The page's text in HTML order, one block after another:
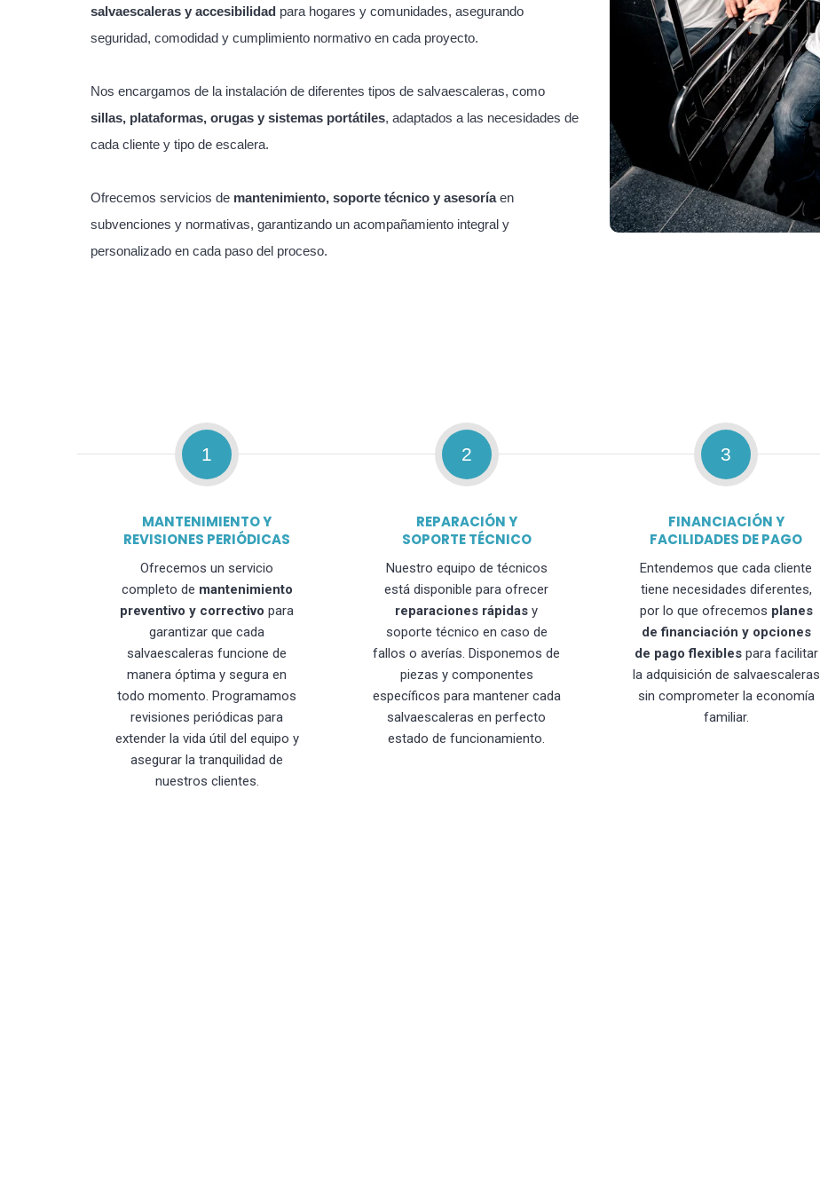
salvaescaleras y accesibilidad para hogares y comunidades, asegurando
seguridad, comodidad y cumplimiento normativo en cada proyecto.
Nos encargamos de la instalación de diferentes tipos de salvaescaleras, como
sillas, plataformas, orugas y sistemas portátiles, adaptados a las necesidades de
cada cliente y tipo de escalera.
Ofrecemos servicios de mantenimiento, soporte técnico y asesoríaen
subvenciones y normativas, garantizando un acompañamiento integral y
personalizado en cada paso del proceso.
1
MANTENIMIENTO Y
REVISIONES PERIÓDICAS
Ofrecemos un servicio
completo de mantenimiento
preventivo y correctivo para
garantizar que cada
salvaescaleras funcione de
manera óptima y segura en
todo momento. Programamos
revisiones periódicas para
extender la vida útil del equipo y
asegurar la tranquilidad de
nuestros clientes.
2
REPARACIÓN Y
SOPORTE TÉCNICO
Nuestro equipo de técnicos
está disponible para ofrecer
reparaciones rápidas y
soporte técnico en caso de
fallos o averías. Disponemos de
piezas y componentes
específicos para mantener cada
salvaescaleras en perfecto
estado de funcionamiento.
3
FINANCIACIÓN Y
FACILIDADES DE PAGO
Entendemos que cada cliente
tiene necesidades diferentes,
por lo que ofrecemos planes
de financiación y opciones
de pago flexiblespara facilitar
la adquisición de salvaescaleras
sin comprometer la economía
familiar.